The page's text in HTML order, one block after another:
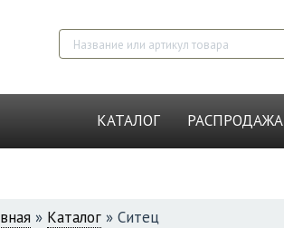
КАТАЛОГ РАСПРОДАЖА
» Каталог » Ситец